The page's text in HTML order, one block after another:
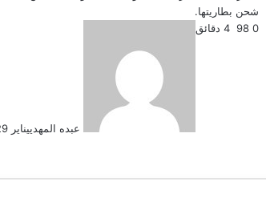
شحن بطاريتها.
عبده المهدييناير 29, 2023
0
البريد